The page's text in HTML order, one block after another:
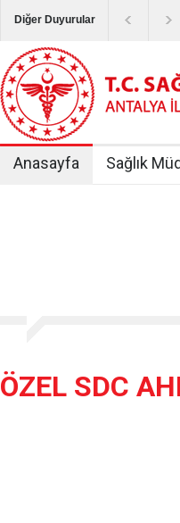
Diğer Duyurular
Bayram Tatilinde Sağlık
Terapötik Aferez Merkezleri
Yoğun Bakım Servislerinde
Anasayfa Sağlık
ÖZEL SDC